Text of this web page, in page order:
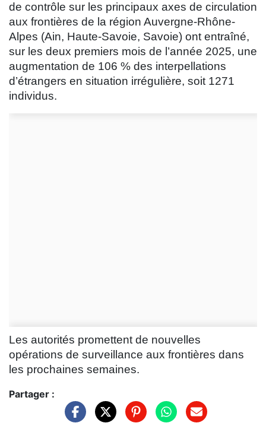
de contrôle sur les principaux axes de circulation
aux frontières de la région Auvergne-Rhône-
Alpes (Ain, Haute-Savoie, Savoie) ont entraîné,
sur les deux premiers mois de l’année 2025, une
augmentation de 106 % des interpellations
d’étrangers en situation irrégulière, soit 1271
individus.
Les autorités promettent de nouvelles
opérations de surveillance aux frontières dans
les prochaines semaines.
Partager :